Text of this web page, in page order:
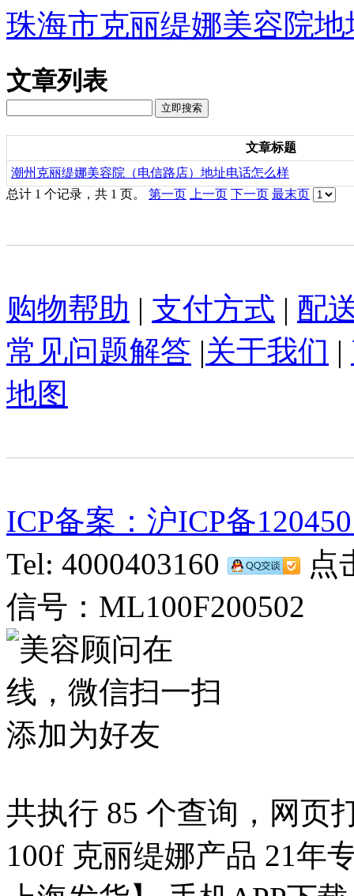
珠海市克丽缇娜美容院
文章列表
文章标题
潮州克丽缇娜美容院（电信路店）地址电话怎么样
总计 1 个记录，共 1 页。 第一页 上一页 下一页 最末页
购物帮助 | 支付方式 | 配
常见问题解答 |关于我们 |
地图
ICP备案：沪ICP备
Tel: 4000403160
点
信号：ML100F200502
共执行 85 个查询，网页
100f 克丽缇娜产品 21年